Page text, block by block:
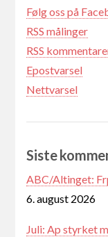
Følg oss på
RSS målinger
RSS
Epostvarsel
Nettvarsel
Siste
ABC/Altinget:
6. august 2026
Juli: Ap styrket